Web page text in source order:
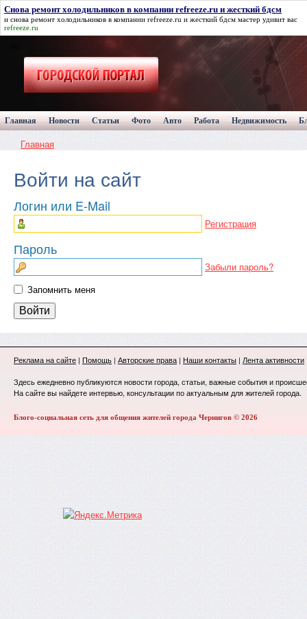
Снова ремонт холодильников в компании refreeze.ru и жесткий бдсм
и снова ремонт холодильников в компании refreeze.ru и жесткий бдсм мастер удивит вас
refreeze.ru
Главная Новости Статьи Фото Авто Работа Недвижимость
Главная
Войти на сайт
Логин или E-Mail
Регистрация
Пароль
Забыли пароль?
Запомнить меня
Реклама на сайте | Помощь | Авторские права | Наши контакты | Лента активности
Здесь ежедневно публикуются новости города, статьи, важные события и
На сайте вы найдете интервью, консультации по актуальным для жителей города.
Блого-социальная сеть для общения жителей города Чернигов © 2026